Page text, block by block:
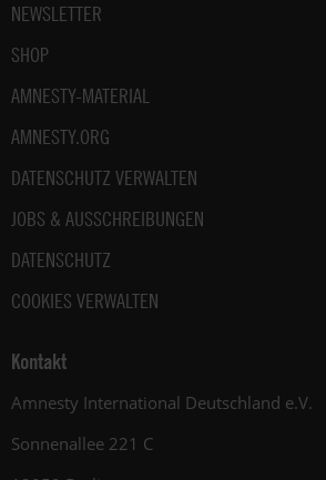
NEWSLETTER
SHOP
AMNESTY-MATERIAL
AMNESTY.ORG
DATENSCHUTZ VERWALTEN
JOBS & AUSSCHREIBUNGEN
DATENSCHUTZ
COOKIES VERWALTEN
Kontakt
Amnesty International Deutschland e.V.
Sonnenallee 221 C